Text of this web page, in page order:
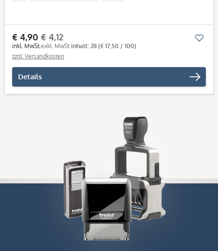
€ 4,90
inkl. MwSt.
€ 4,12
exkl. MwSt.Inhalt: 28 (€ 17,50 / 100)
zzgl. Versandkosten
Details